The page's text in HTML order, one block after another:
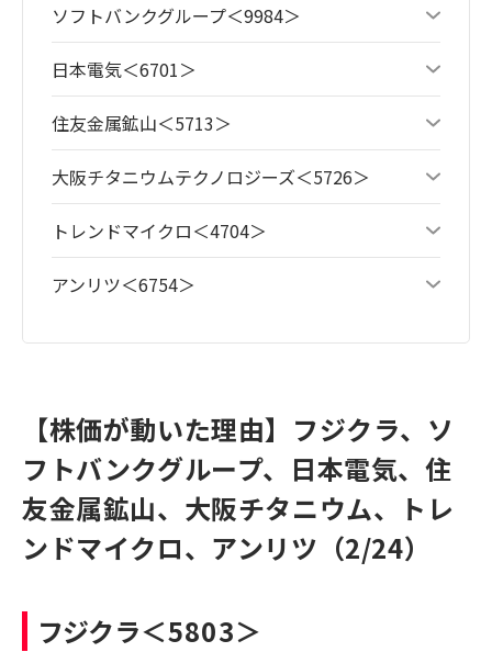
ソフトバンクグループ＜9984＞
日本電気＜6701＞
住友金属鉱山＜5713＞
大阪チタニウムテクノロジーズ＜5726＞
トレンドマイクロ＜4704＞
アンリツ＜6754＞
【株価が動いた理由】フジクラ、ソ
フトバンクグループ、日本電気、住
友金属鉱山、大阪チタニウム、トレ
ンドマイクロ、アンリツ（2/24）
フジクラ＜5803＞